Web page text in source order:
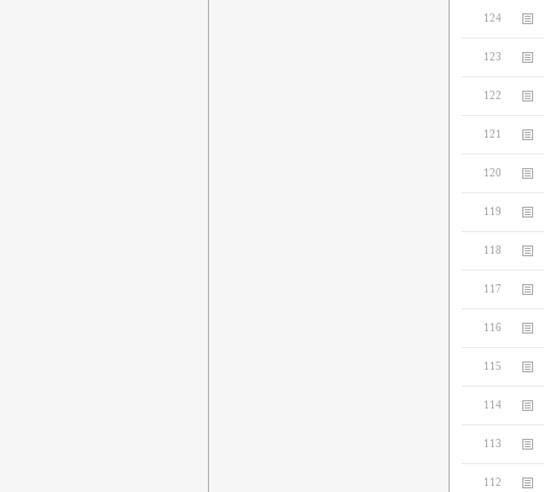
124
123
122
121
120
119
118
117
116
115
114
113
112